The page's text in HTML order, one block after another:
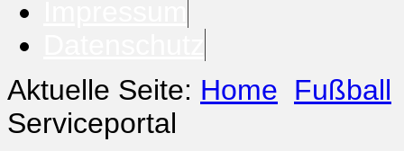
Aktuelle Seite: Home Fußball
Serviceportal